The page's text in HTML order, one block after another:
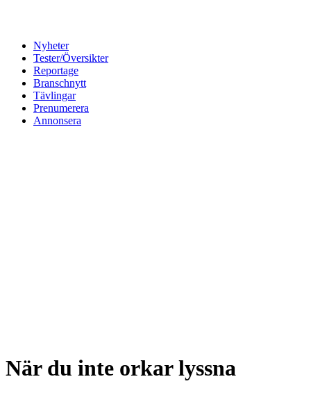
Nyheter
Tester/Översikter
Reportage
Branschnytt
Tävlingar
Prenumerera
Annonsera
När du inte orkar lyssna